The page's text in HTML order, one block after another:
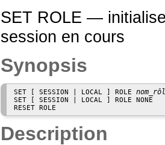
SET ROLE —
session en cours
Synopsis
SET [ SESSION | LOCAL ] ROLE
SET [ SESSION | LOCAL ] ROLE NONE
Description